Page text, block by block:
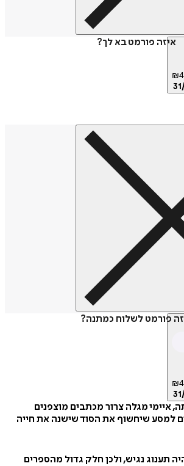
איזה פורמט בא לך?
₪
פורמט לשלוח כמתנה?
₪
איימי מגלה צרור מכתבים מוצפנים
למסע שיחשוף את הסוד שישנה את חייה
תענוג נגיש, ולכן חלק גדול מהספרים